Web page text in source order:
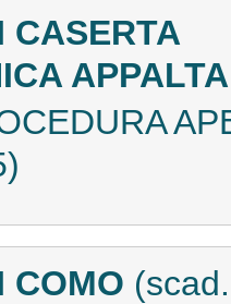
CASERTA
COMO